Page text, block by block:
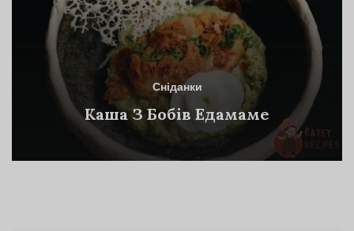
Сніданки
Каша З Бобів Едамаме